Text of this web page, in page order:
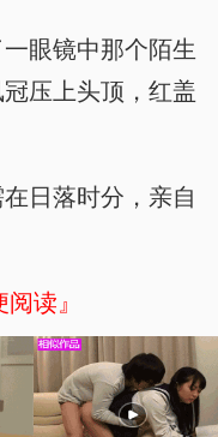
眼镜中那个陌生
压上头顶，红盖
日落时分，亲自
读』